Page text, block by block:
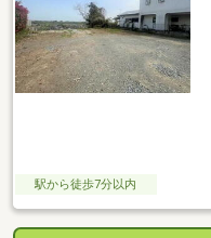
駅から徒歩7分以内